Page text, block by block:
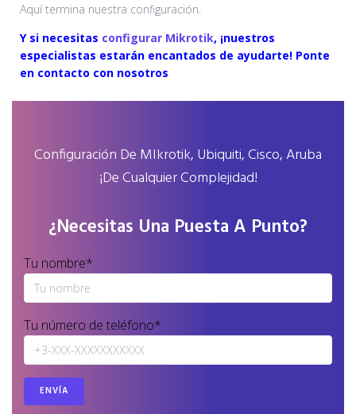
Aquí termina nuestra configuración.
Y si necesitas configurar Mikrotik, ¡nuestros
especialistas estarán encantados de ayudarte! Ponte
en contacto con nosotros
Configuración De MIkrotik, Ubiquiti, Cisco, Aruba
¡de Cualquier Complejidad!
¿Necesitas Una Puesta A Punto?
Tu nombre*
Tu número de teléfono*